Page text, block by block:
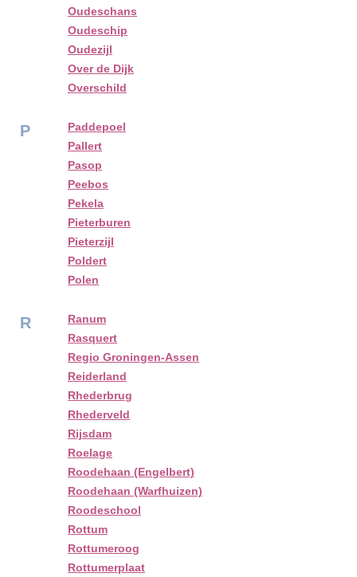
Oudeschans
Oudeschip
Oudezijl
Over de Dijk
Overschild
P
Paddepoel
Pallert
Pasop
Peebos
Pekela
Pieterburen
Pieterzijl
Poldert
Polen
R
Ranum
Rasquert
Regio Groningen-Assen
Reiderland
Rhederbrug
Rhederveld
Rijsdam
Roelage
Roodehaan (Engelbert)
Roodehaan (Warfhuizen)
Roodeschool
Rottum
Rottumeroog
Rottumerplaat